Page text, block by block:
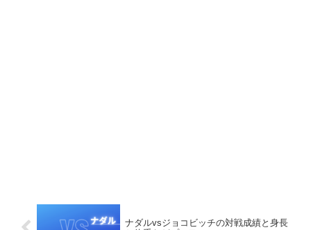
ナダルvsジョコビッチの対戦成績と身長